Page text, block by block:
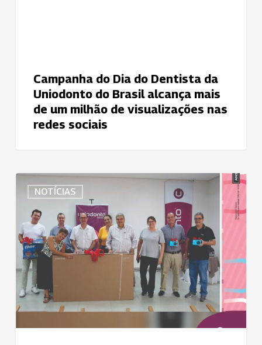
milhão
sociais
Campanha do Dia do Dentista da
Uniodonto do Brasil alcança mais
de um milhão de visualizações nas
redes sociais
NOTÍCIAS
Uniodonto
Catanduva
enaltece
sucesso
do
Programa
Integra
Cooperado.